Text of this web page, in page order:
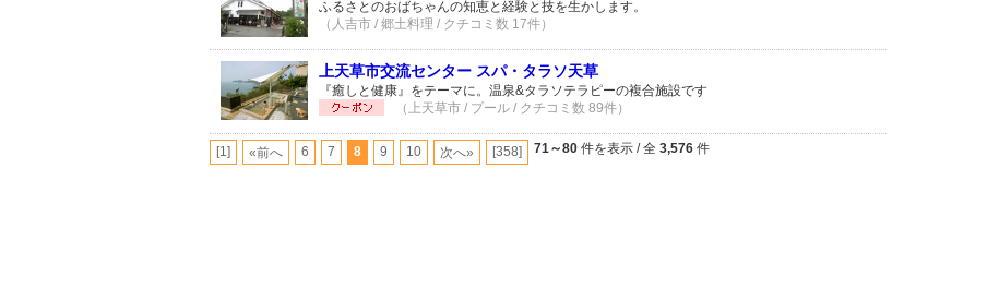
ふるさとのおばちゃんの知恵と経験と技を生かします。
（人吉市 / 郷土料理 / クチコミ数 17件）
上天草市交流センター スパ・タラソ天草
『癒しと健康』をテーマに。温泉&タラソテラピーの複合施設です
（上天草市 / プール / クチコミ数 89件）
[1] «前へ 6 7 8 9 10 次へ» [358] 71～80 件を表示 / 全 3,576 件